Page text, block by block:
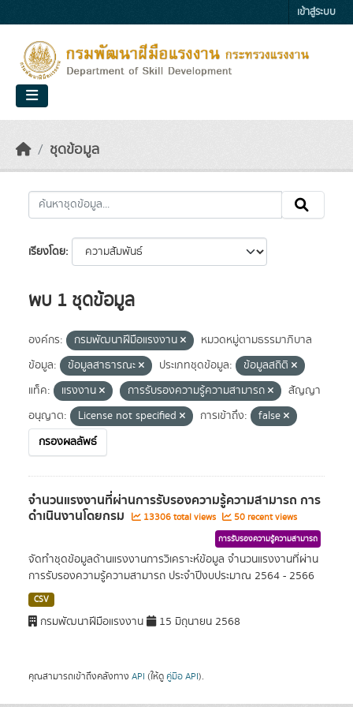
เข้าสู่ระบบ
ชุดข้อมูล
เรียงโดย
พบ 1 ชุดข้อมูล
องค์กร: กรมพัฒนาฝีมือแรงงาน
หมวดหมู่ตามธรรมาภิบาล
ข้อมูล:
ข้อมูลสาธารณะ ประเภทชุดข้อมูล:
ข้อมูลสถิติ
แท็ค:
แรงงาน การรับรองความรู้ความสามารถ
สัญญา
อนุญาต:
License not specified การเข้าถึง:
false
กรองผลลัพธ์
จำนวนแรงงานที่ผ่านการรับรองความรู้ความสามารถ การ
ดำเนินงานโดยกรม 13306 total views 50 recent views
การรับรองความรู้ความสามารถ
จัดทำชุดข้อมูลด้านแรงงานการวิเคราะห์ข้อมูล จำนวนแรงงานที่ผ่าน
การรับรองความรู้ความสามารถ ประจำปีงบประมาณ 2564 - 2566
CSV
กรมพัฒนาฝีมือแรงงาน 15 มิถุนายน 2568
คุณสามารถเข้าถึงคลังทาง API (ให้ดู คู่มือ API).